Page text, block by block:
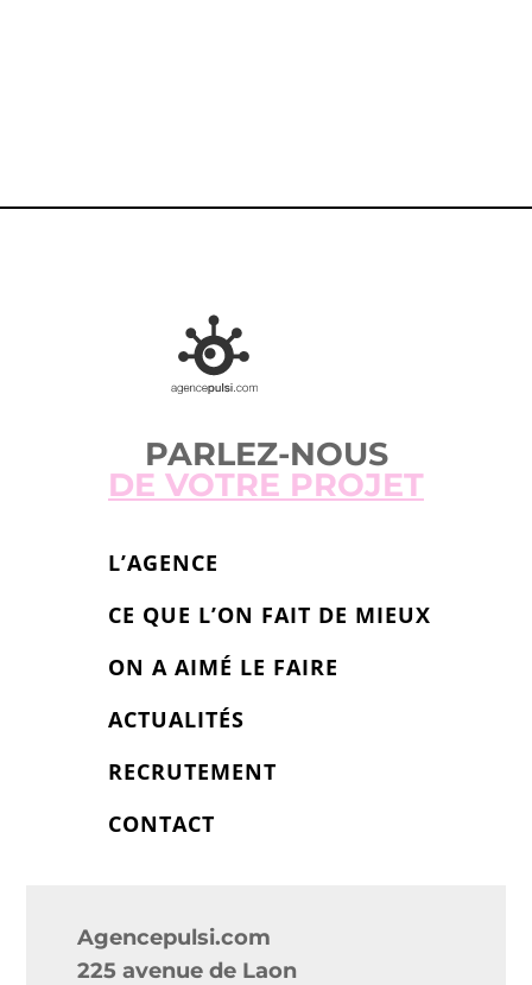
PARLEZ-NOUS
DE VOTRE PROJET
L’AGENCE
CE QUE L’ON FAIT DE MIEUX
ON A AIMÉ LE FAIRE
ACTUALITÉS
RECRUTEMENT
CONTACT
Agencepulsi.com
225 avenue de Laon